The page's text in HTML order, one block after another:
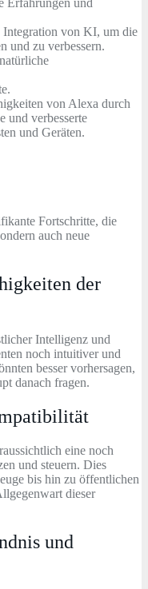
Integration von KI, um die
und zu verbessern.
von Alexa durch
und verbesserte
und Geräten.
Fortschritte, die
auch neue
der
Intelligenz und
noch intuitiver und
besser vorhersagen,
danach fragen.
eine noch
und steuern. Dies
bis hin zu öffentlichen
dieser
und